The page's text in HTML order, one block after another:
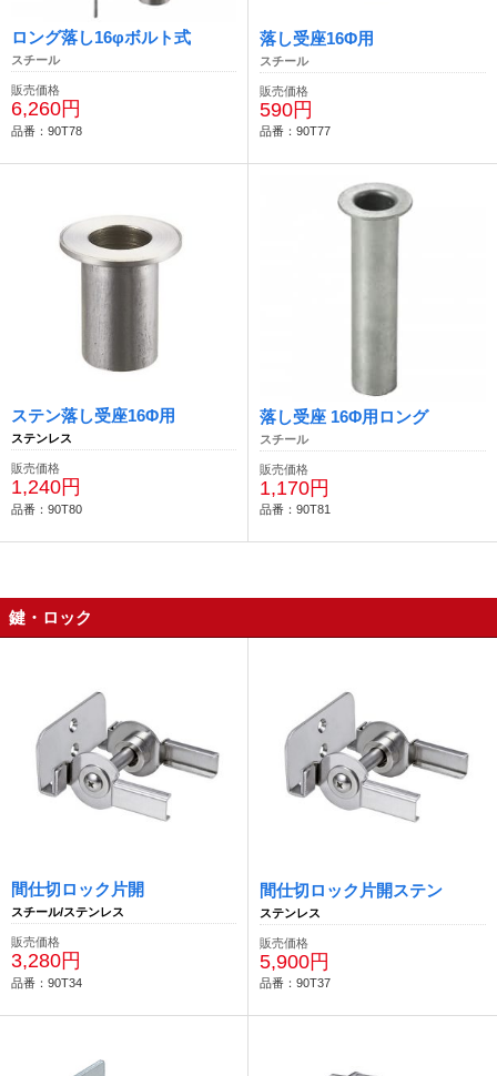
ロング落し16φボルト式
スチール
販売価格
6,260円
品番：90T78
落し受座16Φ用
スチール
販売価格
590円
品番：90T77
ステン落し受座16Φ用
ステンレス
販売価格
1,240円
品番：90T80
落し受座 16Φ用ロング
スチール
販売価格
1,170円
品番：90T81
鍵・ロック
間仕切ロック片開
スチール/ステンレス
販売価格
3,280円
品番：90T34
間仕切ロック片開ステン
ステンレス
販売価格
5,900円
品番：90T37